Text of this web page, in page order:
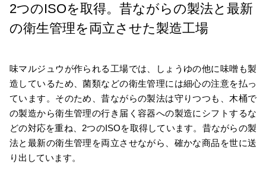
2つのISOを取得。昔ながらの製法と最新
の衛生管理を両立させた製造工場
味マルジュウが作られる工場では、しょうゆの他に味噌も製
造しているため、菌類などの衛生管理には細心の注意を払っ
ています。そのため、昔ながらの製法は守りつつも、木桶で
の製造から衛生管理の行き届く容器への製造にシフトするな
どの対応を重ね、2つのISOを取得しています。昔ながらの製
法と最新の衛生管理を両立させながら、確かな商品を世に送
り出しています。